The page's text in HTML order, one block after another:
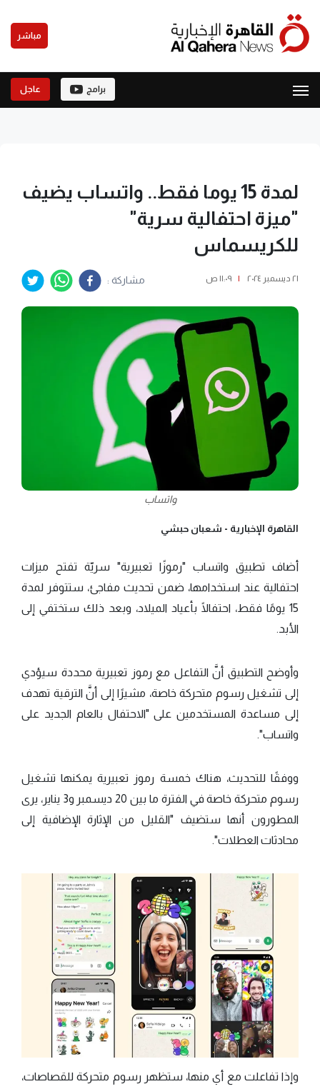
مباشر
برامج عاجل
لمدة 15 يوما فقط.. واتساب يضيف
"ميزة احتفالية سرية"
للكريسماس
٢١ ديسمبر ٢٠٢٤ | ١١:٠٩ ص مشاركة :
واتساب
القاهرة الإخبارية - شعبان حبشي
أضاف تطبيق واتساب "رموزًا تعبيرية" سريّة تفتح ميزات
احتفالية عند استخدامها، ضمن تحديث مفاجئ، ستتوفر لمدة
15 يومًا فقط، احتفالًا بأعياد الميلاد، وبعد ذلك ستختفي إلى
الأبد.
وأوضح التطبيق أنَّ التفاعل مع رموز تعبيرية محددة سيؤدي
إلى تشغيل رسوم متحركة خاصة، مشيرًا إلى أنَّ الترقية تهدف
إلى مساعدة المستخدمين على "الاحتفال بالعام الجديد على
واتساب".
ووفقًا للتحديث، هناك خمسة رموز تعبيرية يمكنها تشغيل
رسوم متحركة خاصة في الفترة ما بين 20 ديسمبر و3 يناير، يرى
المطورون أنها ستضيف "القليل من الإثارة الإضافية إلى
محادثات العطلات".
وإذا تفاعلت مع أي منها، ستظهر رسوم متحركة للقصاصات،